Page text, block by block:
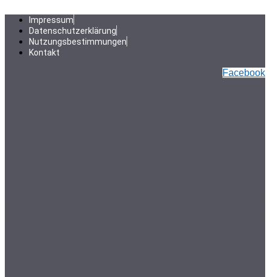
Inhalt
springen
Impressum
Datenschutzerklärung
Nutzungsbestimmungen
Kontakt
Facebook